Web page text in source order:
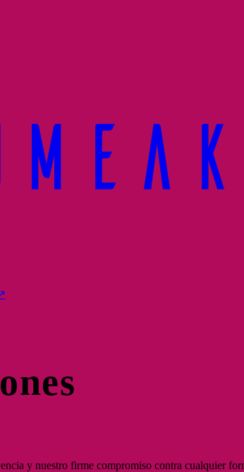
y nuestro firme compromiso contra cualquier